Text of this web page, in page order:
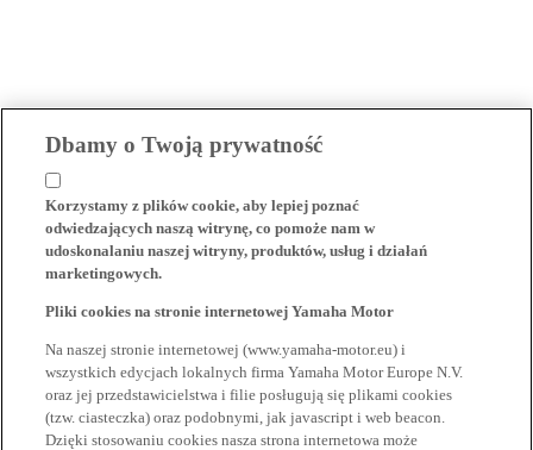
Dbamy o Twoją prywatność
Korzystamy z plików cookie, aby lepiej poznać
odwiedzających naszą witrynę, co pomoże nam w
udoskonalaniu naszej witryny, produktów, usług i działań
marketingowych.
Pliki cookies na stronie internetowej Yamaha Motor
Na naszej stronie internetowej (www.yamaha-motor.eu) i
wszystkich edycjach lokalnych firma Yamaha Motor Europe N.V.
oraz jej przedstawicielstwa i filie posługują się plikami cookies
(tzw. ciasteczka) oraz podobnymi, jak javascript i web beacon.
Dzięki stosowaniu cookies nasza strona internetowa może